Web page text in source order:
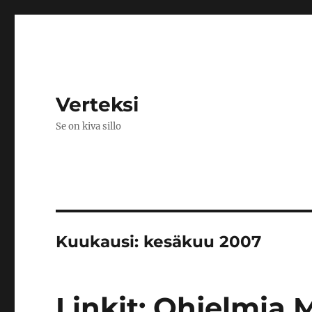
Verteksi
Se on kiva sillo
Kuukausi: kesäkuu 2007